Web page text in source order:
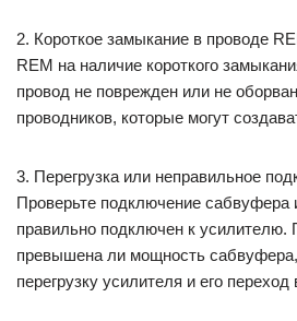
2. Короткое замыкание в проводе
REM на наличие короткого
провод не поврежден или не
проводников, которые могут
3. Перегрузка или неправильное
Проверьте подключение сабвуфера
правильно подключен к усилителю.
превышена ли мощность
перегрузку усилителя и его переход